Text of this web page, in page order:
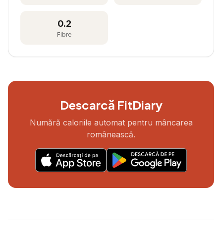
0.2
Fibre
Descarcă FitDiary
Numără caloriile automat pentru mâncarea
românească.